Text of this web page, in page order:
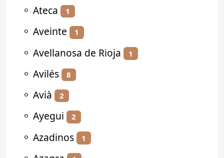
⚬ Ateca 1
⚬ Aveinte 1
⚬ Avellanosa de Rioja 1
⚬ Avilés 8
⚬ Avià 2
⚬ Ayegui 2
⚬ Azadinos 1